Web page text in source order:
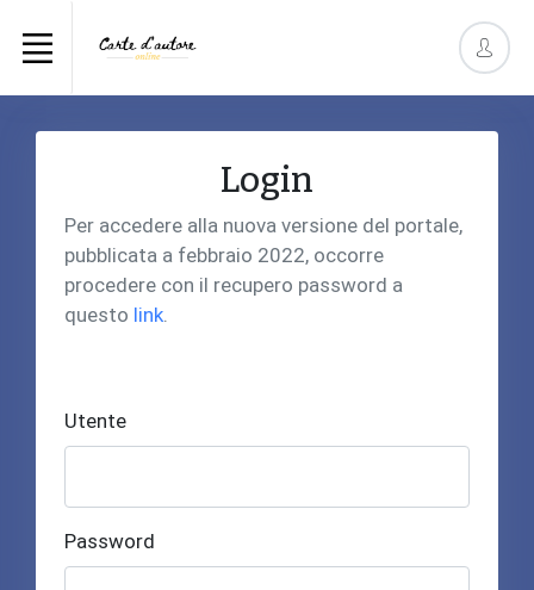
Login
Per accedere alla nuova versione del portale,
pubblicata a febbraio 2022, occorre
procedere con il recupero password a
questo link.
Utente
Password